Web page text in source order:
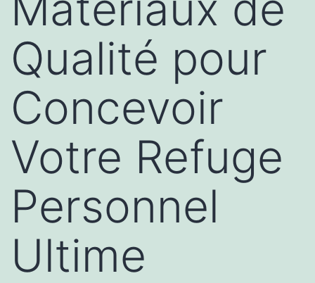
Qualité pour
Concevoir
Votre Refuge
Personnel
Ultime